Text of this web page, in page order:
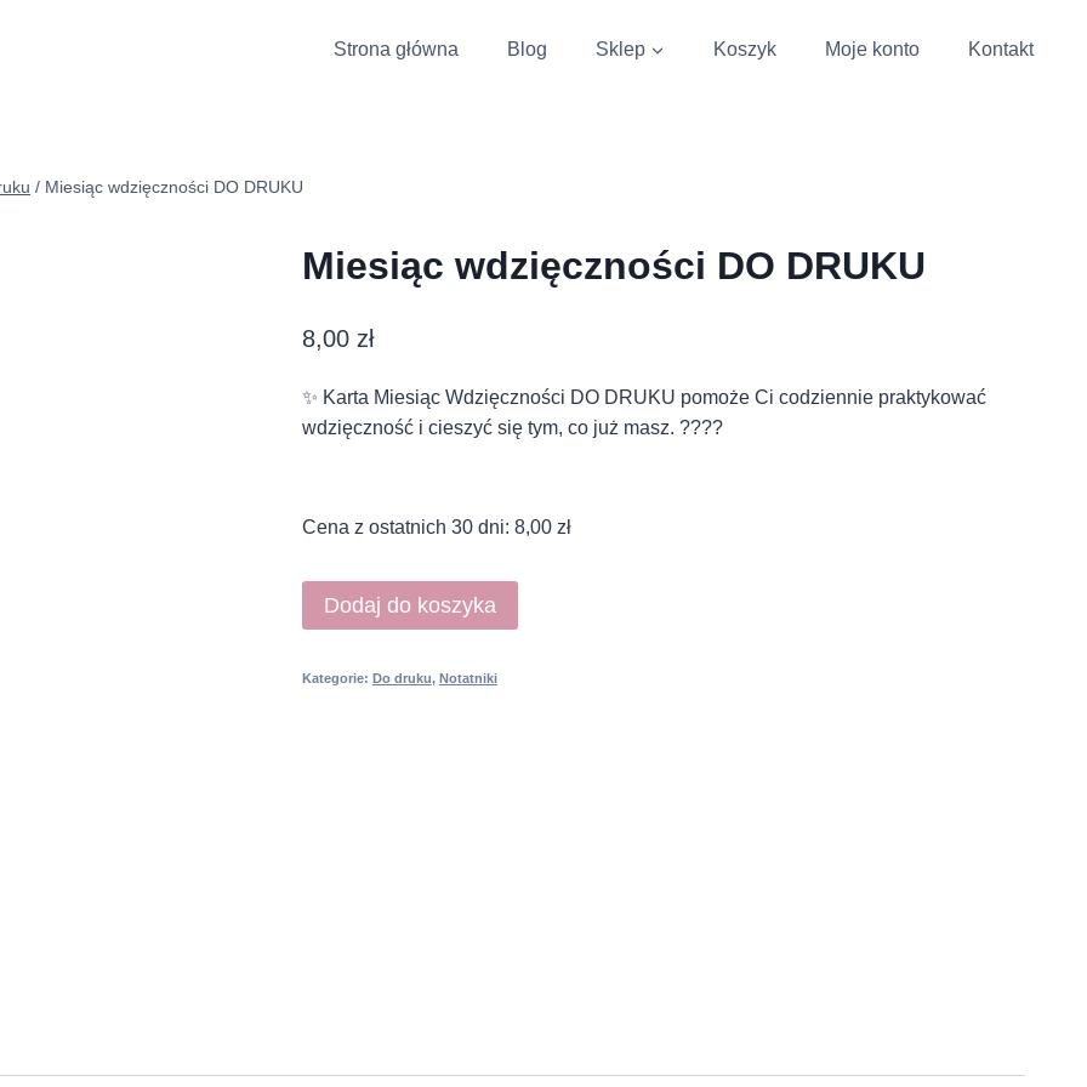
Strona główna Blog Sklep Koszyk Moje konto Kontakt
/ Miesiąc wdzięczności DO DRUKU
Miesiąc wdzięczności DO DRUKU
8,00 zł
✨ Karta Miesiąc Wdzięczności DO DRUKU pomoże Ci codziennie praktykować
wdzięczność i cieszyć się tym, co już masz. ????
Cena z ostatnich 30 dni: 8,00 zł
ilość
Miesiąc
DO
Dodaj do koszyka
Kategorie: Do druku, Notatniki